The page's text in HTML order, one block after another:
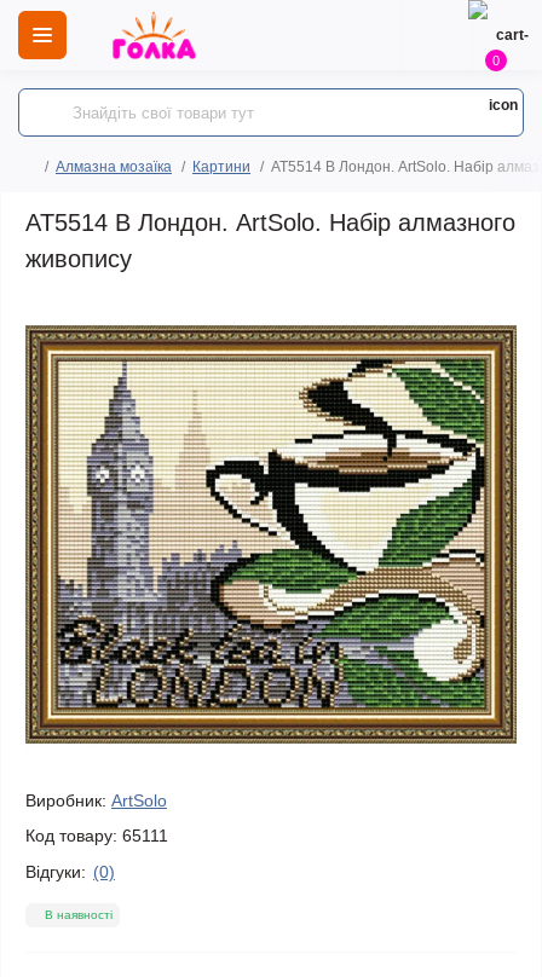
0
Алмазна мозаїка Картини AT5514 В Лондон. ArtSolo. Набір
AT5514 В Лондон. ArtSolo. Набір алмазного
живопису
Виробник: ArtSolo
Код товару: 65111
Відгуки: (0)
В наявності